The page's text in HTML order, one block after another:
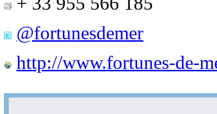
@fortunesdemer
http://www.fortunes-de-